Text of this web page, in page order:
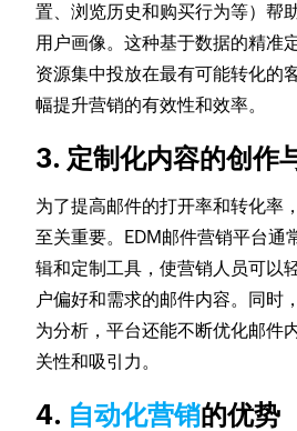
置、浏览历史和购买行为等）帮
用户画像。这种基于数据的精准
资源集中投放在最有可能转化的
幅提升营销的有效性和效率。
3. 定制化内容的创作
为了提高邮件的打开率和转化率
至关重要。EDM邮件营销平台通
辑和定制工具，使营销人员可以
户偏好和需求的邮件内容。同时
为分析，平台还能不断优化邮件
关性和吸引力。
4. 自动化营销的优势